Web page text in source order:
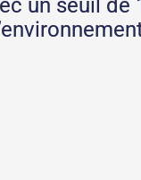
un seuil